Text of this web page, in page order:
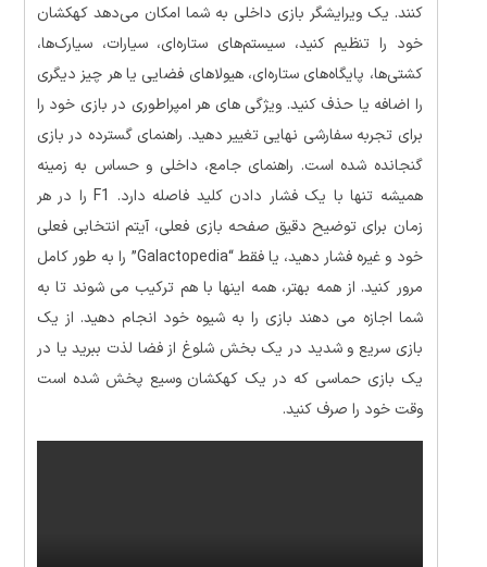
کنند. یک ویرایشگر بازی داخلی به شما امکان می‌دهد کهکشان
خود را تنظیم کنید، سیستم‌های ستاره‌ای، سیارات، سیارک‌ها،
کشتی‌ها، پایگاه‌های ستاره‌ای، هیولاهای فضایی یا هر چیز دیگری
را اضافه یا حذف کنید. ویژگی های هر امپراطوری در بازی خود را
برای تجربه سفارشی نهایی تغییر دهید. راهنمای گسترده در بازی
گنجانده شده است. راهنمای جامع، داخلی و حساس به زمینه
همیشه تنها با یک فشار دادن کلید فاصله دارد. F1 را در هر
زمان برای توضیح دقیق صفحه بازی فعلی، آیتم انتخابی فعلی
خود و غیره فشار دهید، یا فقط “Galactopedia” را به طور کامل
مرور کنید. از همه بهتر، همه اینها با هم ترکیب می شوند تا به
شما اجازه می دهند بازی را به شیوه خود انجام دهید. از یک
بازی سریع و شدید در یک بخش شلوغ از فضا لذت ببرید یا در
یک بازی حماسی که در یک کهکشان وسیع پخش شده است
وقت خود را صرف کنید.